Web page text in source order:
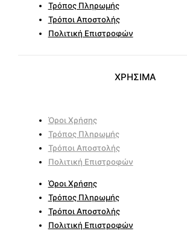
Τρόπος Πληρωμής
Τρόποι Αποστολής
Πολιτική Επιστροφών
ΧΡΗΣΙΜΑ
Όροι Χρήσης
Τρόπος Πληρωμής
Τρόποι Αποστολής
Πολιτική Επιστροφών
Όροι Χρήσης
Τρόπος Πληρωμής
Τρόποι Αποστολής
Πολιτική Επιστροφών